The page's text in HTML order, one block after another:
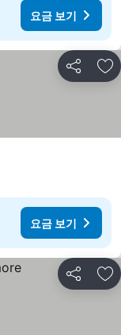
요금 보기
공유 즐
요금 보기
공유 즐